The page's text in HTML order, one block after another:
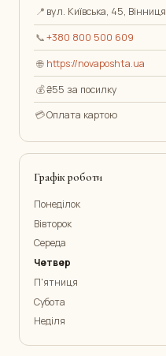
📍 вул. Київська, 45, Вінниця
📞+380 800 500 609
🌐 https://novaposhta.ua
💰₴55 за посилку
💳Оплата картою
Графік роботи
Понеділок
Вівторок
Середа
Четвер
П'ятниця
Субота
Неділя